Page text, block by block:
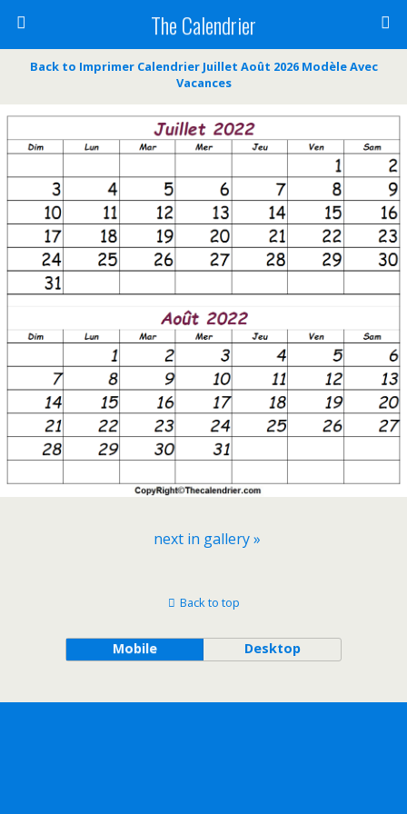
The Calendrier
Back to Imprimer Calendrier Juillet Août 2026 Modèle Avec
Vacances
next in gallery »
Back to top
Mobile Desktop